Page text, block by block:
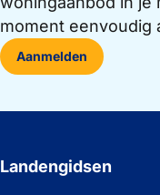
moment eenvoudig
Aanmelden
Landengidsen